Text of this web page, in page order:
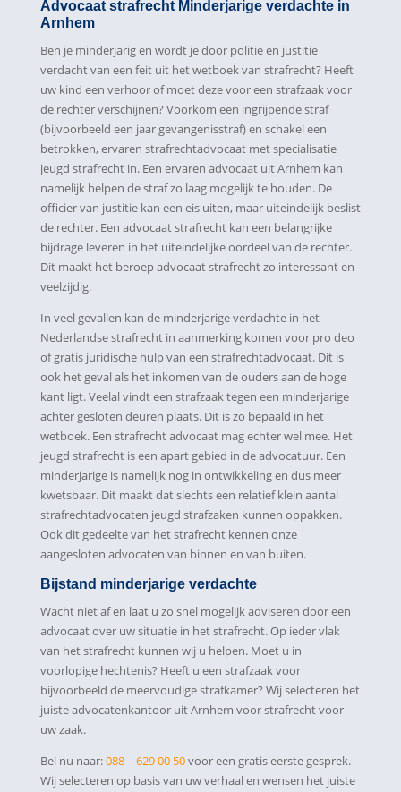
Advocaat strafrecht Minderjarige verdachte in
Arnhem
Ben je minderjarig en wordt je door politie en justitie
verdacht van een feit uit het wetboek van strafrecht? Heeft
uw kind een verhoor of moet deze voor een strafzaak voor
de rechter verschijnen? Voorkom een ingrijpende straf
(bijvoorbeeld een jaar gevangenisstraf) en schakel een
betrokken, ervaren strafrechtadvocaat met specialisatie
jeugd strafrecht in. Een ervaren advocaat uit Arnhem kan
namelijk helpen de straf zo laag mogelijk te houden. De
officier van justitie kan een eis uiten, maar uiteindelijk beslist
de rechter. Een advocaat strafrecht kan een belangrijke
bijdrage leveren in het uiteindelijke oordeel van de rechter.
Dit maakt het beroep advocaat strafrecht zo interessant en
veelzijdig.
In veel gevallen kan de minderjarige verdachte in het
Nederlandse strafrecht in aanmerking komen voor pro deo
of gratis juridische hulp van een strafrechtadvocaat. Dit is
ook het geval als het inkomen van de ouders aan de hoge
kant ligt. Veelal vindt een strafzaak tegen een minderjarige
achter gesloten deuren plaats. Dit is zo bepaald in het
wetboek. Een strafrecht advocaat mag echter wel mee. Het
jeugd strafrecht is een apart gebied in de advocatuur. Een
minderjarige is namelijk nog in ontwikkeling en dus meer
kwetsbaar. Dit maakt dat slechts een relatief klein aantal
strafrechtadvocaten jeugd strafzaken kunnen oppakken.
Ook dit gedeelte van het strafrecht kennen onze
aangesloten advocaten van binnen en van buiten.
Bijstand minderjarige verdachte
Wacht niet af en laat u zo snel mogelijk adviseren door een
advocaat over uw situatie in het strafrecht. Op ieder vlak
van het strafrecht kunnen wij u helpen. Moet u in
voorlopige hechtenis? Heeft u een strafzaak voor
bijvoorbeeld de meervoudige strafkamer? Wij selecteren het
juiste advocatenkantoor uit Arnhem voor strafrecht voor
uw zaak.
Bel nu naar:088 – 629 00 50voor een gratis eerste gesprek.
Wij selecteren op basis van uw verhaal en wensen het juiste